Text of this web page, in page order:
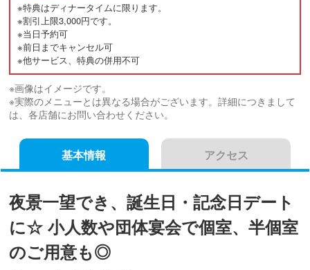
※特典はディナータイムに限ります。
※割引上限3,000円です。
※当日予約可
※前日までキャンセル可
※他サービス、特典の併用不可
※画像はイメージです。
※実際のメニューとは異なる場合がございます。詳細につきまして
は、各店舗にお問い合わせください。
基本情報 アクセス
夜景一望でき、誕生日・記念日デート
に☆ 小人数や団体宴会で個室、半個室
のご用意も◎